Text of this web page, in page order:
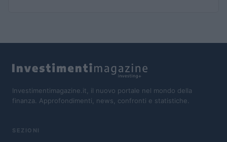
Investimentimagazine.it, il nuovo portale nel mondo della
finanza. Approfondimenti, news, confronti e statistiche.
SEZIONI